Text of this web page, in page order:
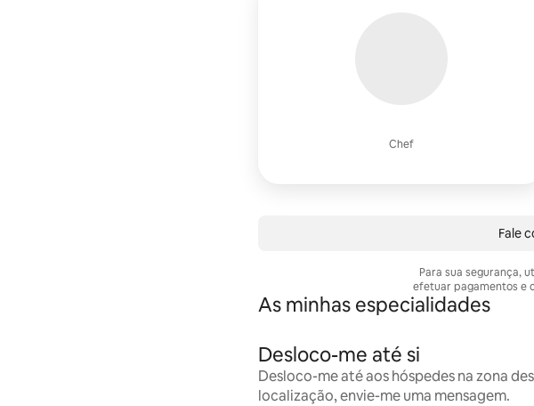
Chef
Fale
Para sua segurança,
efetuar pagamentos e
As minhas especialidades
Desloco-me até si
Desloco-me até aos hóspedes na zona
localização, envie-me uma mensagem.